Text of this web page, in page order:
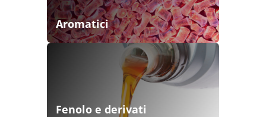
Aromatici
Fenolo e derivati